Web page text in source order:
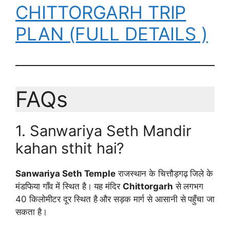
CHITTORGARH TRIP
PLAN (FULL DETAILS )
FAQs
1. Sanwariya Seth Mandir
kahan sthit hai?
Sanwariya Seth Templeराजस्थान के चित्तौड़गढ़ जिले के
मंडफिया गाँव में स्थित है। यह मंदिर Chittorgarh से लगभग
40 किलोमीटर दूर स्थित है और सड़क मार्ग से आसानी से पहुँचा जा
सकता है।